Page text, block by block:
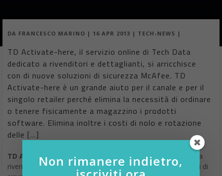
DA FRANCESCO MARINO | 16 APR 2013 | TECH-NEWS |
TD Activate-here, il servizio online di Tech Data
dedicato a rivenditori e dettaglianti, si arricchisce
con di nuove soluzioni di sicurezza McAfee. TD
Activate-here è un grande aiuto per il canale e per il
singolo retailer perché elimina la necessità di ordinare
o tenere fisicamente a magazzino i prodotti
software. Elimina inoltre i costi di nolo e rotazione
delle […]
TD Activate-here , il servizio online di Tech Data
dedicato a
rivenditori e dettaglianti, si arricchisce con di nuove soluzioni di
Non rimanere indietro,